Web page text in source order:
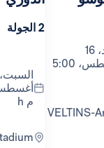
السبت، 22
أغسطس، 9:30
RCDE Stadium
1 الجولة